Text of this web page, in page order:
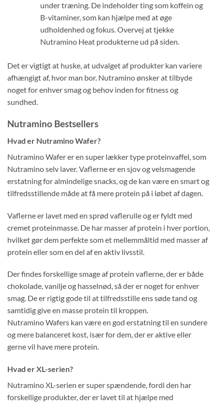
under træning. De indeholder ting som koffein og
B-vitaminer, som kan hjælpe med at øge
udholdenhed og fokus. Overvej at tjekke
Nutramino Heat produkterne ud på siden.
Det er vigtigt at huske, at udvalget af produkter kan variere
afhængigt af, hvor man bor. Nutramino ønsker at tilbyde
noget for enhver smag og behov inden for fitness og
sundhed.
Nutramino Bestsellers
Hvad er Nutramino Wafer?
Nutramino Wafer er en super lækker type proteinvaffel, som
Nutramino selv laver. Vaflerne er en sjov og velsmagende
erstatning for almindelige snacks, og de kan være en smart og
tilfredsstillende måde at få mere protein på i løbet af dagen.
Vaflerne er lavet med en sprød vaflerulle og er fyldt med
cremet proteinmasse. De har masser af protein i hver portion,
hvilket gør dem perfekte som et mellemmåltid med masser af
protein eller som en del af en aktiv livsstil.
Der findes forskellige smage af protein vaflerne, der er både
chokolade, vanilje og hasselnød, så der er noget for enhver
smag. De er rigtig gode til at tilfredsstille ens søde tand og
samtidig give en masse protein til kroppen.
Nutramino Wafers kan være en god erstatning til en sundere
og mere balanceret kost, især for dem, der er aktive eller
gerne vil have mere protein.
Hvad er XL-serien?
Nutramino XL-serien er super spændende, fordi den har
forskellige produkter, der er lavet til at hjælpe med